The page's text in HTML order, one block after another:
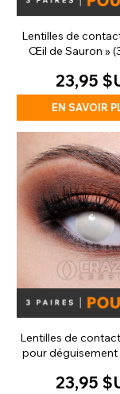
Lentilles de
Œil de Sauron »
23,95
EN SAVOIR
Lentilles de
pour déguisement
23,95